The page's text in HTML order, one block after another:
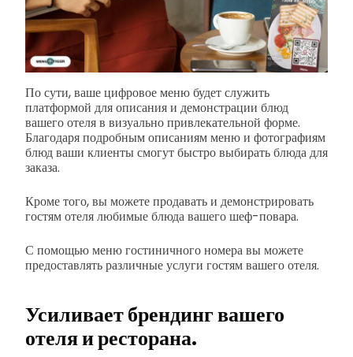
По сути, ваше цифровое меню будет служить
платформой для описания и демонстрации блюд
вашего отеля в визуально привлекательной форме.
Благодаря подробным описаниям меню и фотографиям
блюд ваши клиенты смогут быстро выбирать блюда для
заказа.
Кроме того, вы можете продавать и демонстрировать
гостям отеля любимые блюда вашего шеф-повара.
С помощью меню гостиничного номера вы можете
предоставлять различные услуги гостям вашего отеля.
Усиливает брендинг вашего
отеля и ресторана.